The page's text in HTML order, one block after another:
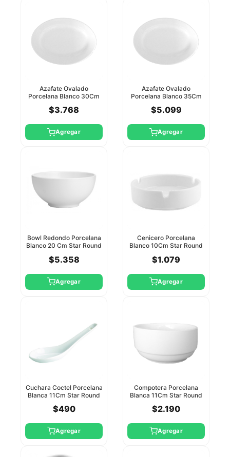
Azafate Ovalado
Porcelana Blanco 30Cm
$3.768
Agregar
Azafate Ovalado
Porcelana Blanco 35Cm
$5.099
Agregar
Bowl Redondo Porcelana
Blanco 20 Cm Star Round
$5.358
Agregar
Cenicero Porcelana
Blanco 10Cm Star Round
$1.079
Agregar
Cuchara Coctel Porcelana
Blanca 11Cm Star Round
$490
Agregar
Compotera Porcelana
Blanca 11Cm Star Round
$2.190
Agregar